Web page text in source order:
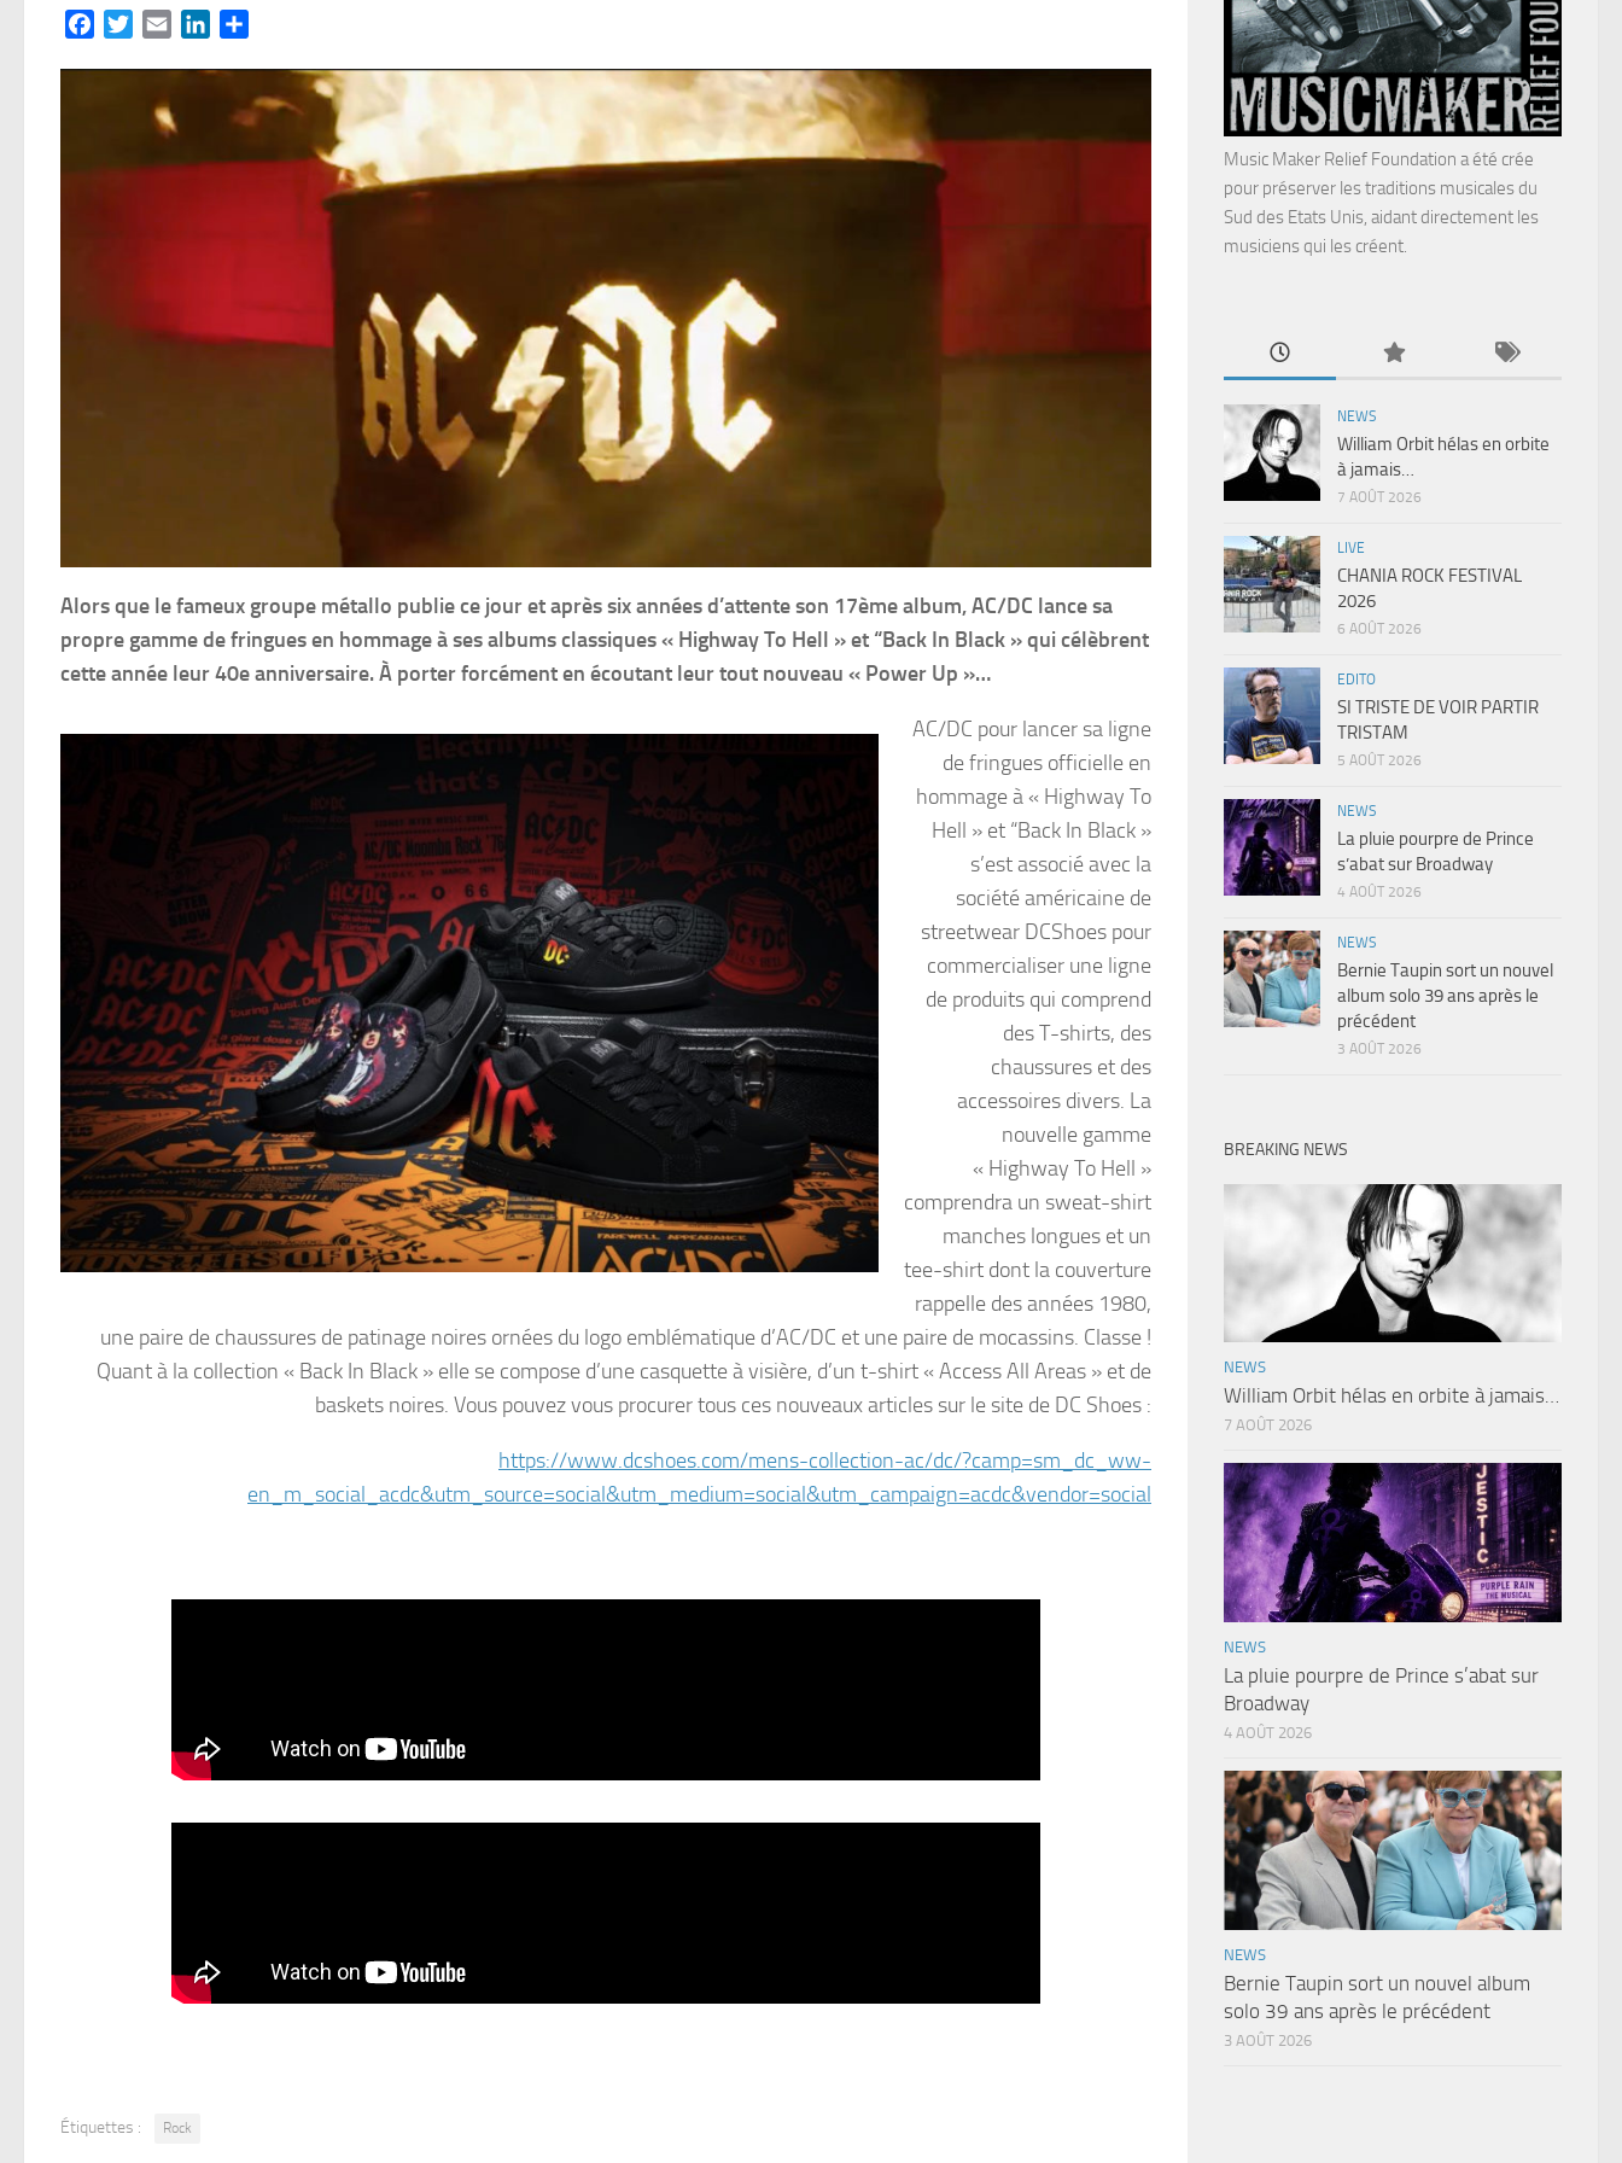
FacebookTwitterEmail LinkedIn
Alors que le fameux groupe métallo publie ce jour et après six années d’attente son 17ème album, AC/DC lance sa
propre gamme de fringues en hommage à ses albums classiques « Highway To Hell » et “Back In Black » qui célèbrent
cette année leur 40e anniversaire. À porter forcément en écoutant leur tout nouveau « Power Up »…
AC/DC pour lancer sa ligne
de fringues officielle en
hommage à « Highway To
Hell » et “Back In Black »
s’est associé avec la
société américaine de
streetwear DCShoes pour
commercialiser une ligne
de produits qui comprend
des T-shirts, des
chaussures et des
accessoires divers. La
nouvelle gamme
« Highway To Hell »
comprendra un sweat-shirt
manches longues et un
tee-shirt dont la couverture
rappelle des années 1980,
une paire de chaussures de patinage noires ornées du logo emblématique d’AC/DC et une paire de mocassins. Classe !
Quant à la collection « Back In Black » elle se compose d’une casquette à visière, d’un t-shirt « Access All Areas » et de
baskets noires. Vous pouvez vous procurer tous ces nouveaux articles sur le site de DC Shoes :
https://www.dcshoes.com/mens-collection-ac/dc/?camp=sm_dc_ww-
en_m_social_acdc&utm_source=social&utm_medium=social&utm_campaign=acdc&vendor=social
Étiquettes : Rock
Music Maker Relief Foundation a été crée
pour préserver les traditions musicales du
Sud des Etats Unis, aidant directement les
musiciens qui les créent.
NEWS
William Orbit hélas en orbite
à jamais…
7 AOÛT 2026
LIVE
CHANIA ROCK FESTIVAL
2026
6 AOÛT 2026
EDITO
SI TRISTE DE VOIR PARTIR
TRISTAM
5 AOÛT 2026
NEWS
La pluie pourpre de Prince
s’abat sur Broadway
4 AOÛT 2026
NEWS
Bernie Taupin sort un nouvel
album solo 39 ans après le
précédent
3 AOÛT 2026
BREAKING NEWS
NEWS
William Orbit hélas en orbite à jamais…
7 AOÛT 2026
NEWS
La pluie pourpre de Prince s’abat sur
Broadway
4 AOÛT 2026
NEWS
Bernie Taupin sort un nouvel album
solo 39 ans après le précédent
3 AOÛT 2026